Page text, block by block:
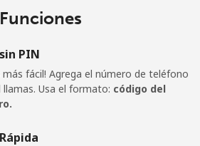
Funciones
PIN
más fácil! Agrega el número de teléfono
llamas. Usa el formato: código del